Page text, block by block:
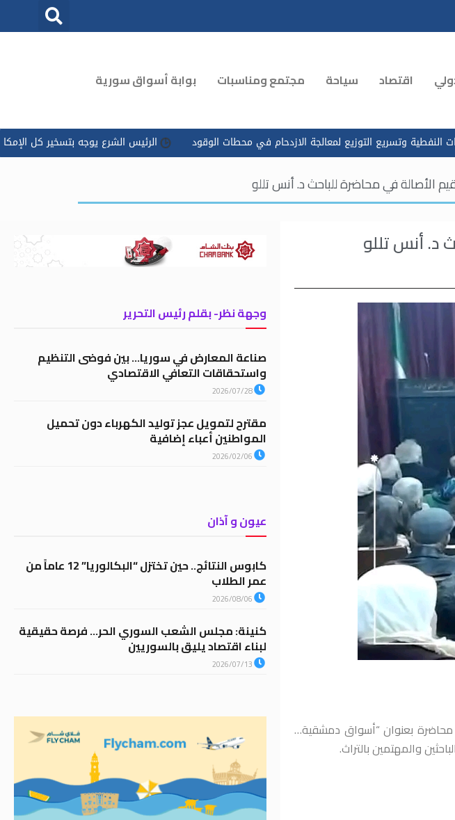
اقتصاد سياحة مجتمع ومناسبات بوابة أسواق سورية
لمعالجة الازدحام في محطات الوقود الرئيس الشرع يوجه بتسخير كل الإمكانات للتعامل مع
الأصالة في محاضرة للباحث د. أنس تللو
د. أنس تللو
محاضرة بعنوان “أسواق دمشقية…
وجهة نظر- بقلم رئيس التحرير
صناعة المعارض في سوريا… بين فوضى التنظيم
واستحقاقات التعافي الاقتصادي
2026/07/28
مقترح لتمويل عجز توليد الكهرباء دون تحميل
المواطنين أعباء إضافية
2026/02/06
عيون و آذان
كابوس النتائج.. حين تختزل “البكالوريا” 12 عاماً من
عمر الطلاب
2026/08/06
كنينة: مجلس الشعب السوري الحر… فرصة حقيقية
لبناء اقتصاد يليق بالسوريين
2026/07/13